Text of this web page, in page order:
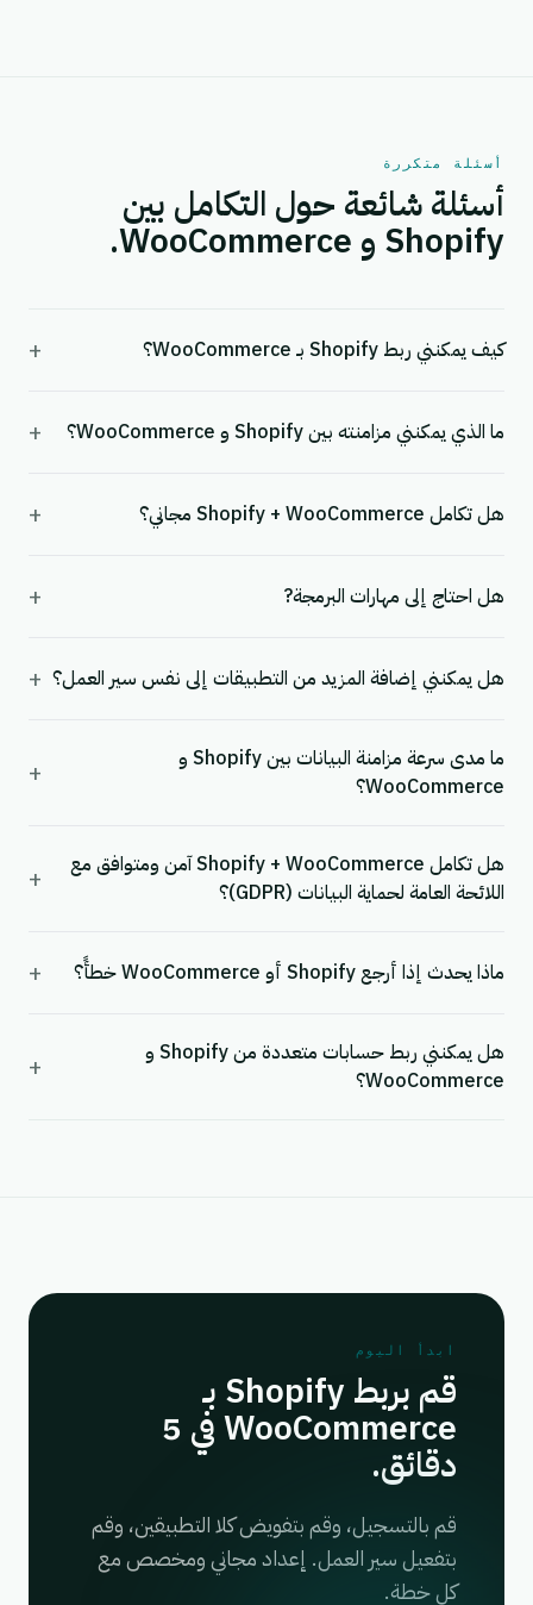
أسئلة متكررة
أسئلة شائعة حول التكامل بين
Shopify و WooCommerce.
كيف يمكنني ربط Shopify بـ WooCommerce؟ +
ما الذي يمكنني مزامنته بين Shopify و WooCommerce؟ +
هل تكامل Shopify + WooCommerce مجاني؟ +
هل احتاج إلى مهارات البرمجة? +
هل يمكنني إضافة المزيد من التطبيقات إلى نفس سير العمل؟ +
ما مدى سرعة مزامنة البيانات بين Shopify و
WooCommerce؟
+
هل تكامل Shopify + WooCommerce آمن ومتوافق مع
اللائحة العامة لحماية البيانات (GDPR)؟
+
ماذا يحدث إذا أرجع Shopify أو WooCommerce خطأً؟ +
هل يمكنني ربط حسابات متعددة من Shopify و
WooCommerce؟
+
ابدأ اليوم
قم بربط Shopify بـ
WooCommerce في 5
دقائق.
قم بالتسجيل، وقم بتفويض كلا التطبيقين، وقم
بتفعيل سير العمل. إعداد مجاني ومخصص مع
كل خطة.